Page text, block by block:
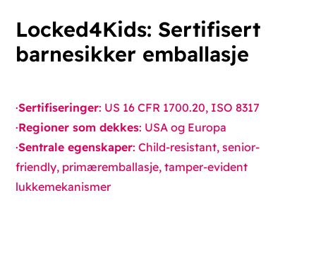
Locked4Kids: Sertifisert
barnesikker emballasje
·Sertifiseringer: US 16 CFR 1700.20, ISO 8317
·Regioner som dekkes: USA og Europa
·Sentrale egenskaper: Child-resistant, senior-
friendly, primæremballasje, tamper-evident
lukkemekanismer